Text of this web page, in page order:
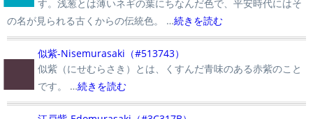
す。浅葱とは薄いネギの葉にちなんだ色で、平安時代にはそ
の名が見られる古くからの伝統色。 …続きを読む
■似紫-Nisemurasaki（#513743）
似紫（にせむらさき）とは、くすんだ青味のある赤紫のこと
です。 …続きを読む